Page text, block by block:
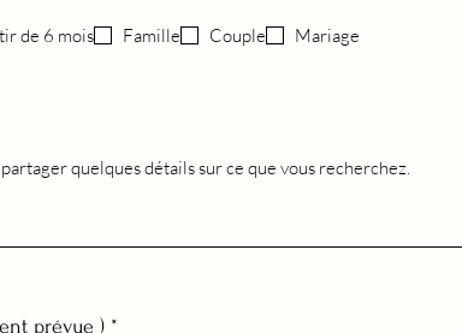
de 6 mois Famille Couple Mariage
prévue )